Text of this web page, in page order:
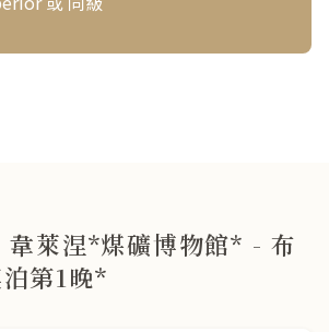
韋萊涅*煤礦博物館* - 布
第1晚*